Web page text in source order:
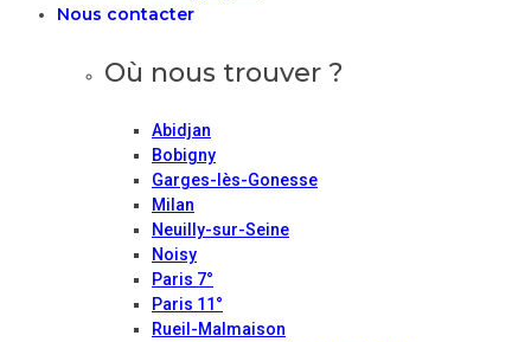
Nous contacter
Où nous trouver ?
Abidjan
Bobigny
Garges-lès-Gonesse
Milan
Neuilly-sur-Seine
Noisy
Paris 7°
Paris 11°
Rueil-Malmaison